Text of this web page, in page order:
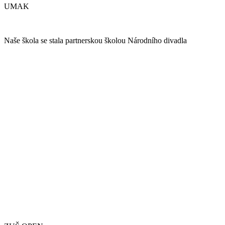
UMAK
Naše škola se stala partnerskou školou Národního divadla